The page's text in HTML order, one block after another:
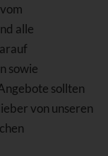
alle
sowie
sollten
von unseren